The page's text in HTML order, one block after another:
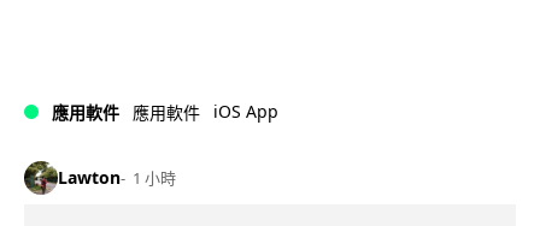
應用軟件 應用軟件 iOS App
Lawton 1 小時